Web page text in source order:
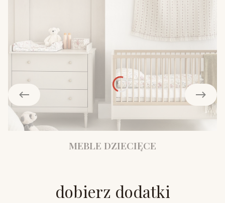
MEBLE DZIECIĘCE
dobierz dodatki